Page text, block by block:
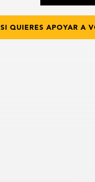
SI QUIERES APOYAR A